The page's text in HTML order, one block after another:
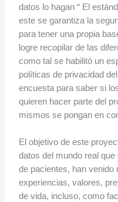
datos lo hagan “ El
este se garantiza la
para tener una propia
logre recopilar de las
como tal se habilitó un
políticas de privacidad
encuesta para saber si
quieren hacer parte del
mismos se pongan en
El objetivo de este
datos del mundo real
de pacientes, han venido
experiencias, valores,
de vida, incluso, como